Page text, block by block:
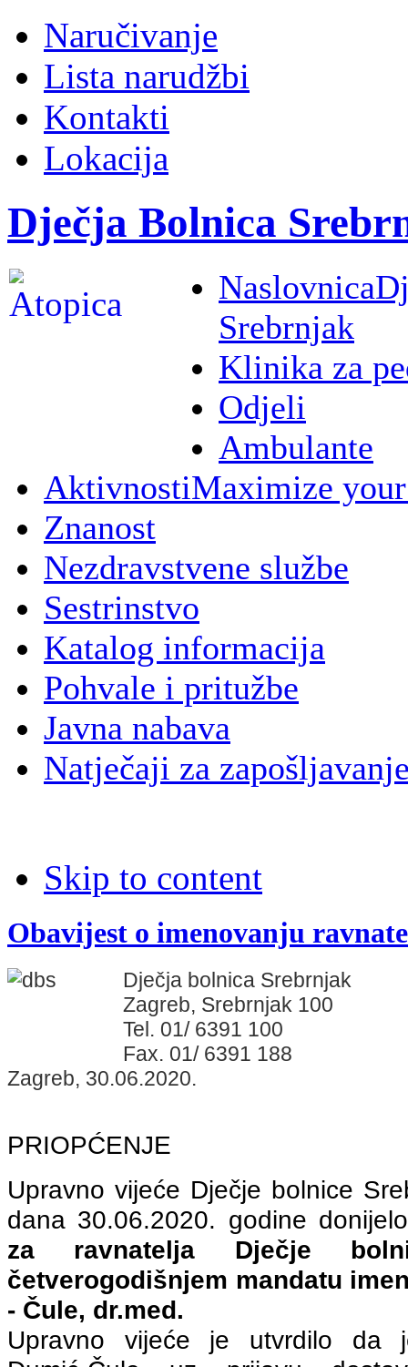
Naručivanje
Lista narudžbi
Kontakti
Lokacija
Dječja Bolnica
Naslovnica
Srebrnjak
Klinika za
Odjeli
Ambulante
AktivnostiMaximize
Znanost
Nezdravstvene službe
Sestrinstvo
Katalog informacija
Pohvale i pritužbe
Javna nabava
Natječaji za
Skip to content
Obavijest o imenovanju
Dječja bolnica Srebrnjak
Zagreb, Srebrnjak 100
Tel. 01/ 6391 100
Fax. 01/ 6391 188
Zagreb, 30.06.2020.
PRIOPĆENJE
Upravno vijeće Dječje bolnice
dana 30.06.2020. godine
za ravnatelja Dječje
četverogodišnjem mandatu
- Čule, dr.med.
Upravno vijeće je utvrdilo da